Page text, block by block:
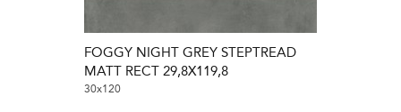
FOGGY NIGHT GREY STEPTREAD
MATT RECT 29,8X119,8
30x120